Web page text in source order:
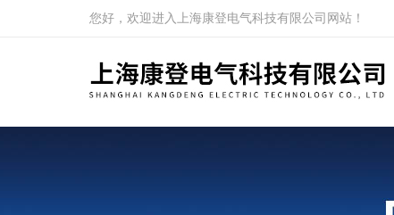
您好，欢迎进入上海康登电气科技有限公司网站！